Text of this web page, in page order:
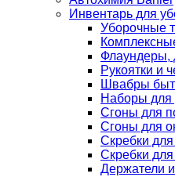
Инвентарь для
Уборочные
Флаундеры,
Рукоятки и
Швабры
Наборы для
Сгоны для
Сгоны для
Скребки
Скребки для
Держатели